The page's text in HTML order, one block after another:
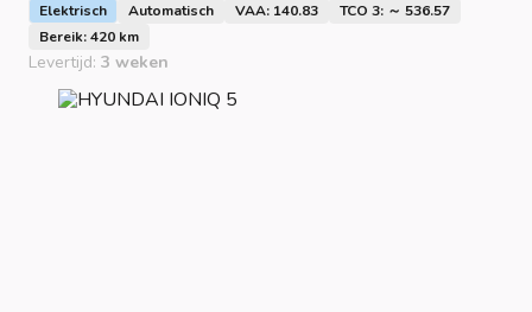
Elektrisch Automatisch VAA: 140.83
TCO 3: ～ 536.57
Bereik: 420 km
Levertijd: 3 weken